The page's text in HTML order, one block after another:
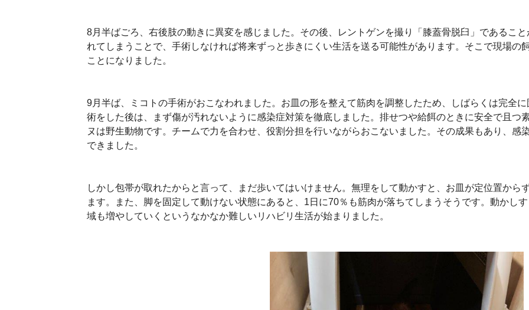
8月半ばごろ、右後肢の動きに異変を感じました。その後、レントゲンを撮り「膝蓋骨脱臼」であるこ
れてしまうことで、手術しなければ将来ずっと歩きにくい生活を送る可能性があります。そこで現場の
ことになりました。
9月半ば、ミコトの手術がおこなわれました。お皿の形を整えて筋肉を調整したため、しばらくは完全
術をした後は、まず傷が汚れないように感染症対策を徹底しました。排せつや給餌のときに安全で且つ
ヌは野生動物です。チームで力を合わせ、役割分担を行いながらおこないました。その成果もあり、感
できました。
しかし包帯が取れたからと言って、まだ歩いてはいけません。無理をして動かすと、お皿が定位置から
ます。また、脚を固定して動けない状態にあると、1日に70％も筋肉が落ちてしまうそうです。動かし
域も増やしていくというなかなか難しいリハビリ生活が始まりました。